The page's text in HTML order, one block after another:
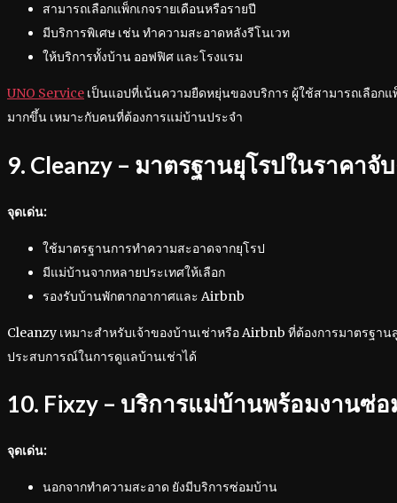
สามารถเลือกแพ็กเกจรายเดือนหรือรายปี
มีบริการพิเศษ เช่น ทำความสะอาดหลังรีโนเวท
ให้บริการทั้งบ้าน ออฟฟิศ และโรงแรม
UNO Service เป็นแอปที่เน้นความยืดหยุ่นของบริการ ผู้ใช้สามารถเลือกแ
มากขึ้น เหมาะกับคนที่ต้องการแม่บ้านประจำ
9. Cleanzy – มาตรฐานยุโรปในราคาจั
จุดเด่น:
ใช้มาตรฐานการทำความสะอาดจากยุโรป
มีแม่บ้านจากหลายประเทศให้เลือก
รองรับบ้านพักตากอากาศและ Airbnb
Cleanzy เหมาะสำหรับเจ้าของบ้านเช่าหรือ Airbnb ที่ต้องการมาตรฐา
ประสบการณ์ในการดูแลบ้านเช่าได้
10. Fixzy – บริการแม่บ้านพร้อมงานซ่
จุดเด่น:
นอกจากทำความสะอาด ยังมีบริการซ่อมบ้าน